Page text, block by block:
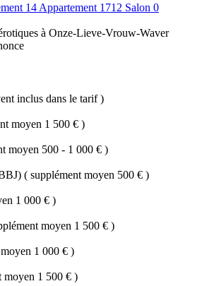
14 Appartement 1712 Salon 0
à Onze-Lieve-Vrouw-Waver
inclus dans le tarif)
moyen 1 500 € )
moyen 500 - 1 000 € )
( supplément moyen 500 € )
1 000 € )
moyen 1 500 € )
1 000 € )
moyen 1 500 € )